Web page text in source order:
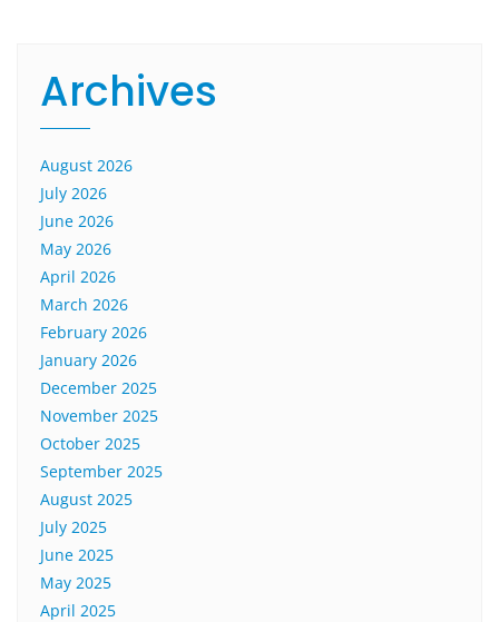
Archives
August 2026
July 2026
June 2026
May 2026
April 2026
March 2026
February 2026
January 2026
December 2025
November 2025
October 2025
September 2025
August 2025
July 2025
June 2025
May 2025
April 2025